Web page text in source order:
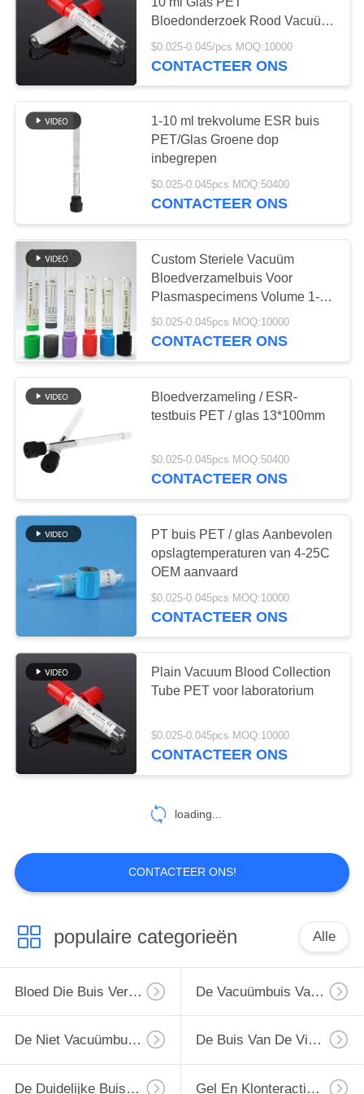
De duidelijke Buis
van de
Bloedinzameling
Gel en
Klonteractivator
Buis
Procoagulatiebuis
De Buizen van PT
glucosebloed
De Buis van de
lithiumheparine
49
Bloedonderzoek Rood Vacuüm
Bloedopname Gewone buis
zonder additieven
$0.025-0.045/pcs MOQ:10000
CONTACTEER ONS
1-10 ml trekvolume ESR buis
PET/Glas Groene dop
inbegrepen
$0.025-0.045pcs MOQ:50400
CONTACTEER ONS
Custom Steriele Vacuüm
Bloedverzamelbuis Voor
Plasmaspecimens Volume 1-10
ml Uit Wegwerp Medische
Voorzieningen
$0.025-0.045pcs MOQ:10000
CONTACTEER ONS
Bloedverzameling / ESR-
testbuis PET / glas 13*100mm
$0.025-0.045pcs MOQ:50400
CONTACTEER ONS
PT buis PET / glas Aanbevolen
opslagtemperaturen van 4-25C
OEM aanvaard
$0.025-0.045pcs MOQ:10000
CONTACTEER ONS
Plain Vacuum Blood Collection
Tube PET voor laboratorium
$0.025-0.045pcs MOQ:10000
CONTACTEER ONS
loading...
CONTACTEER ONS!
populaire categorieën Alle
Bloed Die Buis Verzamelen De Vacuümbuis Van De Bloedinzameling
De Niet Vacuümbuis Van De Bloedinzameling De Buis Van De Virusbemonstering
De Duidelijke Buis Van De Bloedinzameling Gel En Klonteractivator Buis